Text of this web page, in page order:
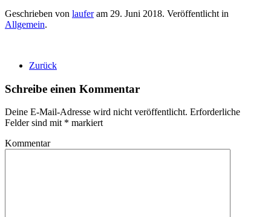
Geschrieben von lauferam 29. Juni 2018. Veröffentlicht in
Allgemein.
Zurück
Schreibe einen Kommentar
Deine E-Mail-Adresse wird nicht veröffentlicht. Erforderliche
Felder sind mit * markiert
Kommentar